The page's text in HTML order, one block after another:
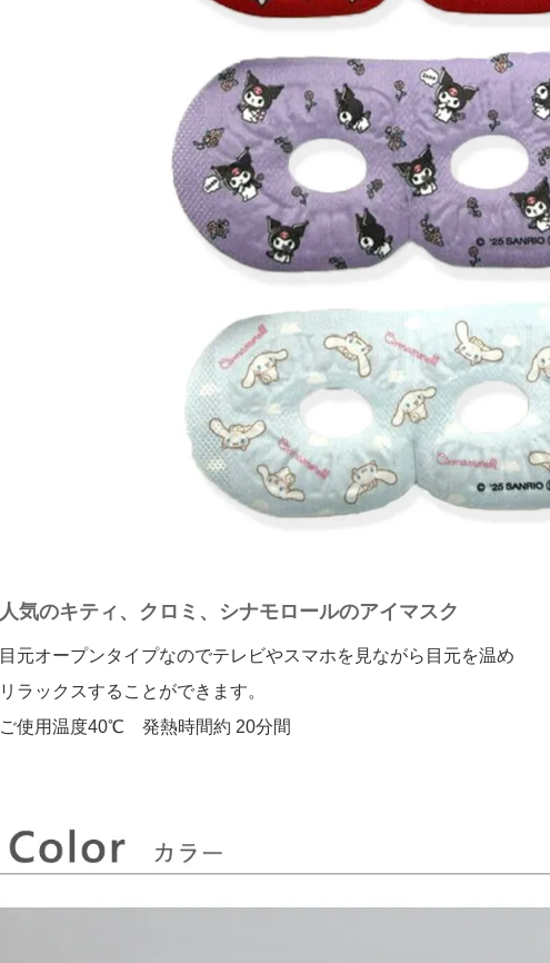
人気のキティ、クロミ、シナモロールのアイマスク
目元オープンタイプなのでテレビやスマホを見ながら目元を温め
リラックスすることができます。
ご使用温度40℃ 発熱時間約 20分間